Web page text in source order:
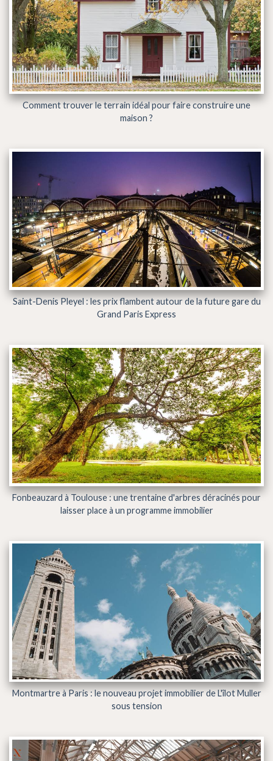
Comment trouver le terrain idéal pour faire construire une
maison ?
Saint-Denis Pleyel : les prix flambent autour de la future gare du
Grand Paris Express
Fonbeauzard à Toulouse : une trentaine d'arbres déracinés pour
laisser place à un programme immobilier
Montmartre à Paris : le nouveau projet immobilier de L'îlot Muller
sous tension